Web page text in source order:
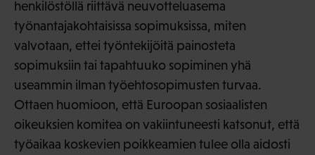
henkilöstöllä riittävä neuvotteluasema
työnantajakohtaisissa sopimuksissa, miten
valvotaan, ettei työntekijöitä painosteta
sopimuksiin tai tapahtuuko sopiminen yhä
useammin ilman työehtosopimusten turvaa.
Ottaen huomioon, että Euroopan sosiaalisten
oikeuksien komitea on vakiintuneesti katsonut, että
työaikaa koskevien poikkeamien tulee olla aidosti